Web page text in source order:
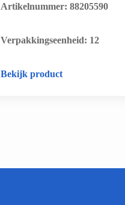
Artikelnummer: 88205590
​Verpakkingseenheid: 12
Bekijk product